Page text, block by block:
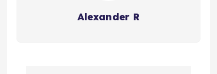
Alexander R